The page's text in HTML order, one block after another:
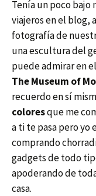
Tenía un poco
viajeros en el blog,
fotografía de
una escultura del
puede admirar en
The Museum of
recuerdo en sí
coloresque me
a ti te pasa pero yo
comprando
gadgets de todo
apoderando de
casa.